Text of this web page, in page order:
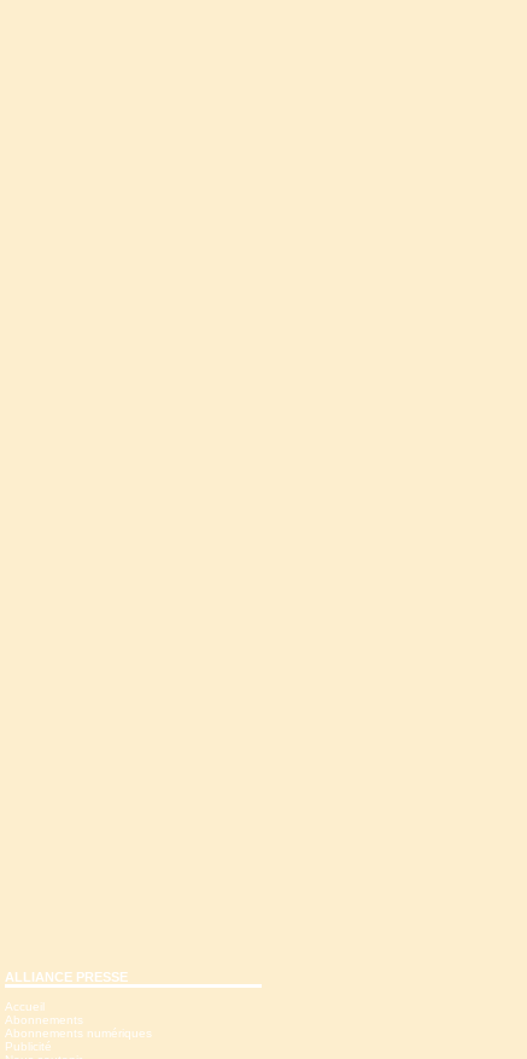
ALLIANCE PRESSE
Accueil
Abonnements
Abonnements numériques
Publicité